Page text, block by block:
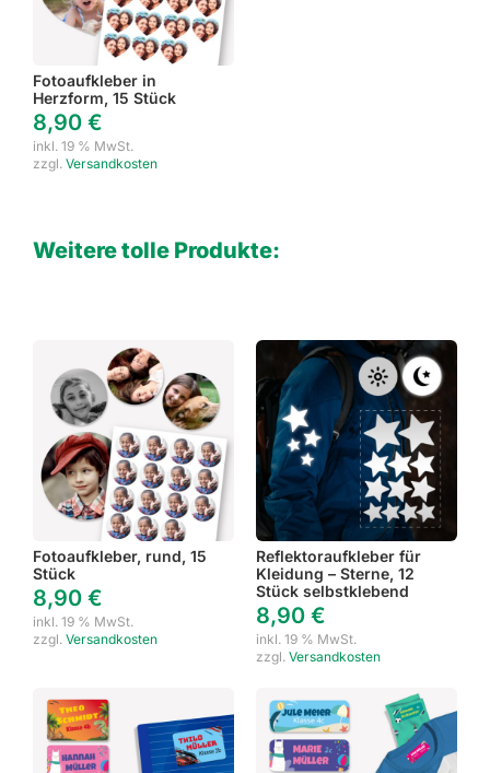
Fotoaufkleber in
Herzform, 15 Stück
8,90 €
inkl. 19 % MwSt.
zzgl. Versandkosten
Weitere tolle Produkte:
Fotoaufkleber, rund, 15
Stück
8,90 €
inkl. 19 % MwSt.
zzgl. Versandkosten
Reflektoraufkleber für
Kleidung – Sterne, 12
Stück selbstklebend
8,90 €
inkl. 19 % MwSt.
zzgl. Versandkosten